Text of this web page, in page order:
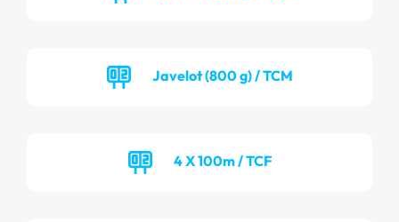
Javelot (800 g) / TCM
4 X 100m / TCF